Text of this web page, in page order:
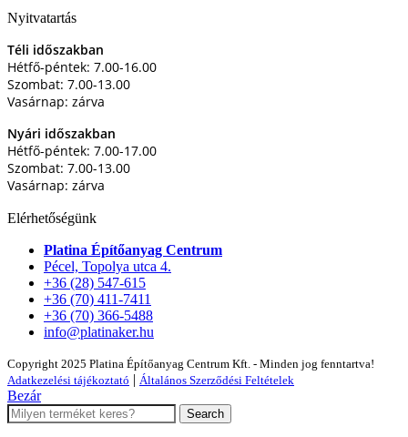
Nyitvatartás
Téli időszakban
Hétfő-péntek: 7.00-16.00
Szombat: 7.00-13.00
Vasárnap: zárva
Nyári időszakban
Hétfő-péntek: 7.00-17.00
Szombat: 7.00-13.00
Vasárnap: zárva
Elérhetőségünk
Platina Építőanyag Centrum
Pécel, Topolya utca 4.
+36 (28) 547-615
+36 (70) 411-7411
+36 (70) 366-5488
info@platinaker.hu
Copyright 2025 Platina Építőanyag Centrum Kft. - Minden jog fenntartva!
Adatkezelési tájékoztató | Általános Szerződési Feltételek
Bezár
Search